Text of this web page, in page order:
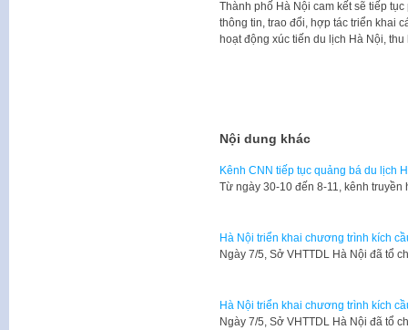
Thành phố Hà Nội cam kết sẽ tiếp
thông tin, trao đổi, hợp tác triển khai
hoạt động xúc tiến du lịch Hà Nội,
Nội dung khác
Kênh CNN tiếp tục quảng bá du lịch
Từ ngày 30-10 đến 8-11, kênh
Hà Nội triển khai chương trình kích
​Ngày 7/5, Sở VHTTDL Hà Nội đã tổ
Hà Nội triển khai chương trình kích
​Ngày 7/5, Sở VHTTDL Hà Nội đã tổ